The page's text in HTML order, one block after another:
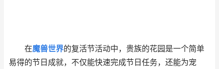
在魔兽世界的复活节活动中，贵族的花园是一个简单
易得的节日成就，不仅能快速完成节日任务，还能为宠